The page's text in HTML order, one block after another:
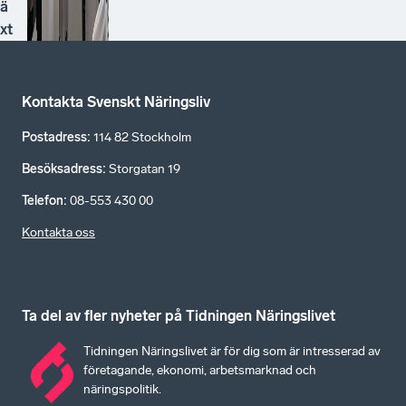
ä
xt
Kontakta Svenskt Näringsliv
Postadress: 114 82 Stockholm
Besöksadress: Storgatan 19
Telefon: 08-553 430 00
Kontakta oss
Ta del av fler nyheter på Tidningen Näringslivet
Tidningen Näringslivet är för dig som är intresserad av
företagande, ekonomi, arbetsmarknad och
näringspolitik.